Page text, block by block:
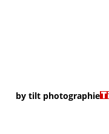
by tilt photographie